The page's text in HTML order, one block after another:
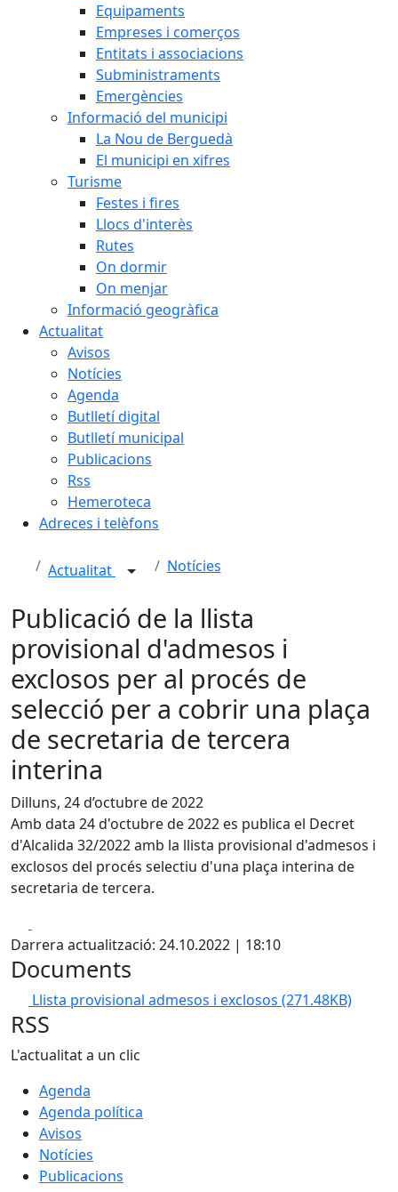
Equipaments
Empreses i comerços
Entitats i associacions
Subministraments
Emergències
Informació del municipi
La Nou de Berguedà
El municipi en xifres
Turisme
Festes i fires
Llocs d'interès
Rutes
On dormir
On menjar
Informació geogràfica
Actualitat
Avisos
Notícies
Agenda
Butlletí digital
Butlletí municipal
Publicacions
Rss
Hemeroteca
Adreces i telèfons
Actualitat Notícies
Publicació de la llista
provisional d'admesos i
exclosos per al procés de
selecció per a cobrir una plaça
de secretaria de tercera
interina
Dilluns, 24 d’octubre de 2022
Amb data 24 d'octubre de 2022 es publica el Decret
d'Alcalida 32/2022 amb la llista provisional d'admesos i
exclosos del procés selectiu d'una plaça interina de
secretaria de tercera.
Darrera actualització: 24.10.2022 | 18:10
Documents
Llista provisional admesos i exclosos (271.48KB)
RSS
L'actualitat a un clic
Agenda
Agenda política
Avisos
Notícies
Publicacions